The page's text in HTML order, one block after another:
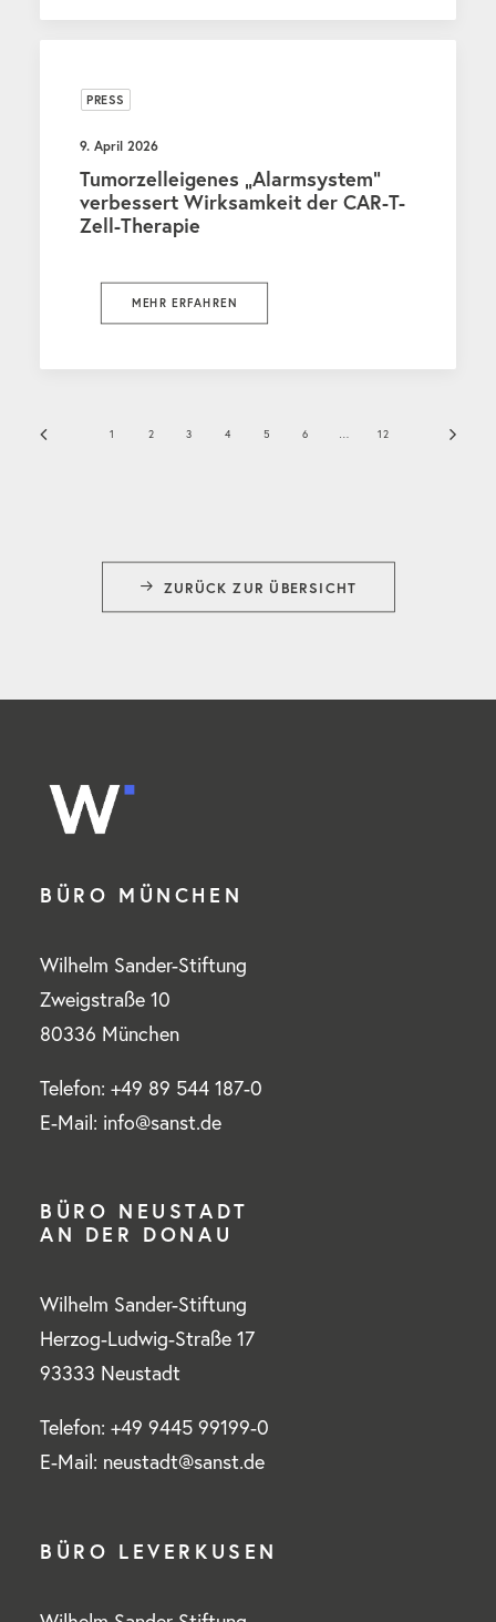
PRESS
9. April 2026
Tumorzelleigenes „Alarmsystem“
verbessert Wirksamkeit der CAR-T-
Zell-Therapie
MEHR ERFAHREN
1 2 3 4 5 6 12
ZURÜCK ZUR ÜBERSICHT
BÜRO MÜNCHEN
Wilhelm Sander-Stiftung
Zweigstraße 10
80336 München
Telefon: +49 89 544 187-0
E-Mail: info@sanst.de
BÜRO NEUSTADT
AN DER DONAU
Wilhelm Sander-Stiftung
Herzog-Ludwig-Straße 17
93333 Neustadt
Telefon: +49 9445 99199-0
E-Mail: neustadt@sanst.de
BÜRO LEVERKUSEN